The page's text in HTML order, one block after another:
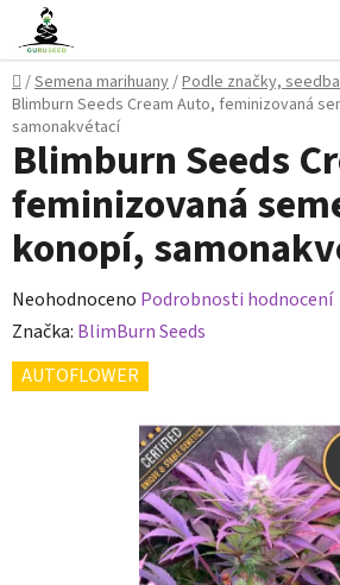
Přejít
obsah
Domů
/Semena marihuany/Podle značky,
Blimburn Seeds Cream Auto, feminizovaná
samonakvétací
Blimburn Seeds
feminizovaná
konopí,
Průměrné
hodnocení
produktu
je
Neohodnoceno Podrobnosti hodnocení
Značka: BlimBurn Seeds
AUTOFLOWER